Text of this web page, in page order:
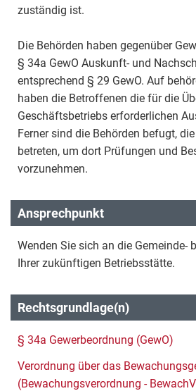
zuständig ist.
Die Behörden haben gegenüber
§ 34a GewO Auskunft- und
entsprechend § 29 GewO. Auf
haben die Betroffenen die für die
Geschäftsbetriebs erforderlichen
Ferner sind die Behörden befugt,
betreten, um dort Prüfungen und
vorzunehmen.
Ansprechpunkt
Wenden Sie sich an die Gemeinde-
Ihrer zukünftigen Betriebsstätte.
Rechtsgrundlage(n)
§ 34a Gewerbeordnung (GewO)
Verordnung über das
(Bewachungsverordnung -